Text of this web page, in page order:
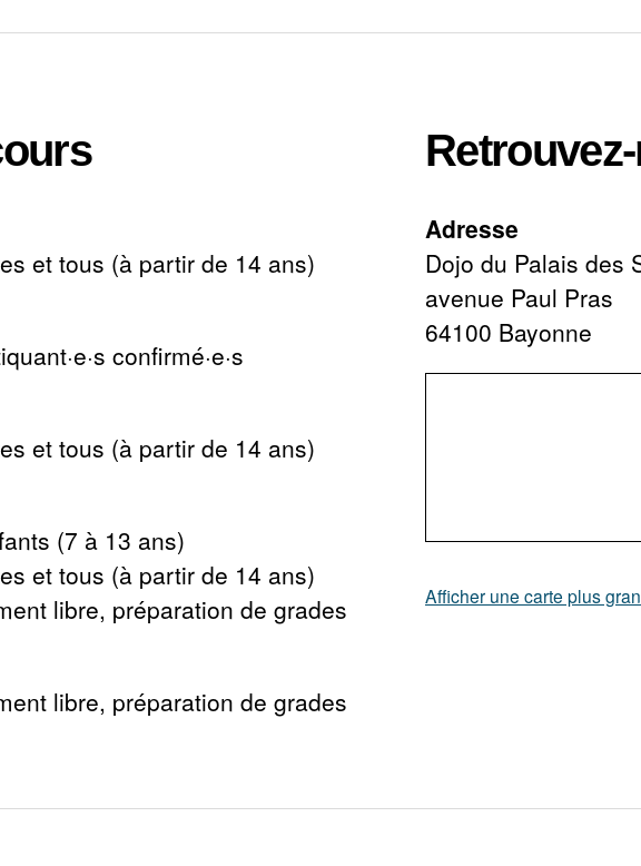
et tous (à partir de 14 ans)
confirmé·e·s
et tous (à partir de 14 ans)
(7 à 13 ans)
et tous (à partir de 14 ans)
libre, préparation de grades
libre, préparation de grades
Adresse
Dojo du Palais des
avenue Paul Pras
64100 Bayonne
Afficher une carte plus